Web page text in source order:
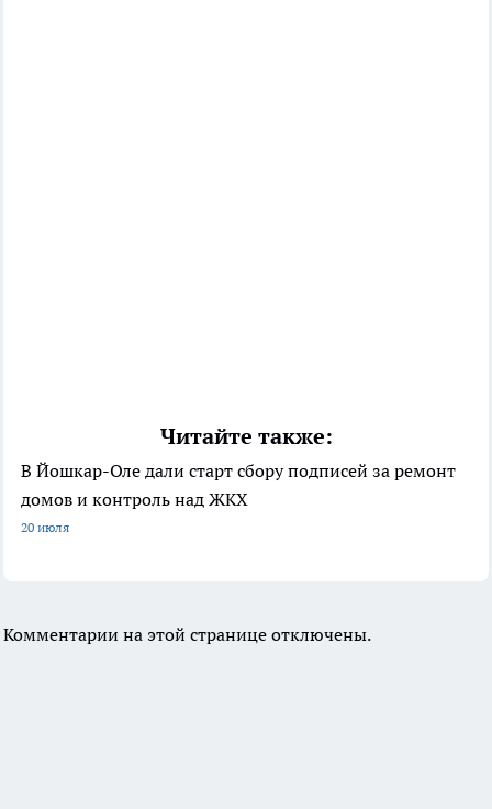
Читайте также:
В Йошкар-Оле дали старт сбору подписей за ремонт
домов и контроль над ЖКХ
20 июля
Комментарии на этой странице отключены.